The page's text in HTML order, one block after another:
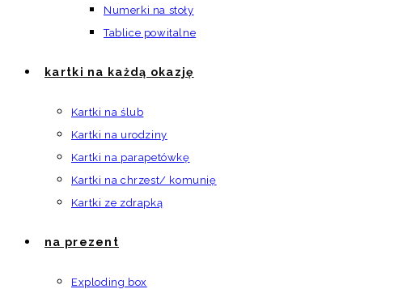
Numerki na stoły
Tablice powitalne
kartki na każdą okazję
Kartki na ślub
Kartki na urodziny
Kartki na parapetówkę
Kartki na chrzest/ komunię
Kartki ze zdrapką
na prezent
Exploding box